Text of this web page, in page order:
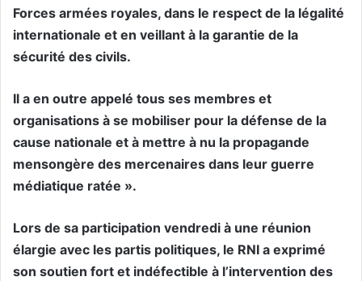
Forces armées royales, dans le respect de la légalité
internationale et en veillant à la garantie de la
sécurité des civils.
Il a en outre appelé tous ses membres et
organisations à se mobiliser pour la défense de la
cause nationale et à mettre à nu la propagande
mensongère des mercenaires dans leur guerre
médiatique ratée ».
Lors de sa participation vendredi à une réunion
élargie avec les partis politiques, le RNI a exprimé
son soutien fort et indéfectible à l’intervention des